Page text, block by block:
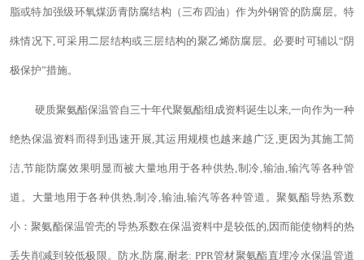
脂或特加强级环氧煤沥青防腐结构（三布四油）作为外钢管的防腐层。特
殊情况下,可采用二层结构或三层结构的聚乙烯防腐层。必要时可辅以“阴
极保护”措施。
硬质聚氨酯保温管自三十年代聚氨酯组成资料诞生以来,一向作为一种
绝热保温资料而得到迅速开展,其运用规模也越来越广泛,更因为其施工简
洁,节能防腐效果明显而被大量地用于各种供热,制冷,输油,输汽等各种管
道。大量地用于各种供热,制冷,输油,输汽等各种管道。聚氨酯导热系数
小：聚氨酯保温管壳的导热系数在保温资料中是较低的,因而能使物料的热
丢失削减到较低极限。防水,防腐,耐老: PPR管材聚氨酯直埋冷水保温管道